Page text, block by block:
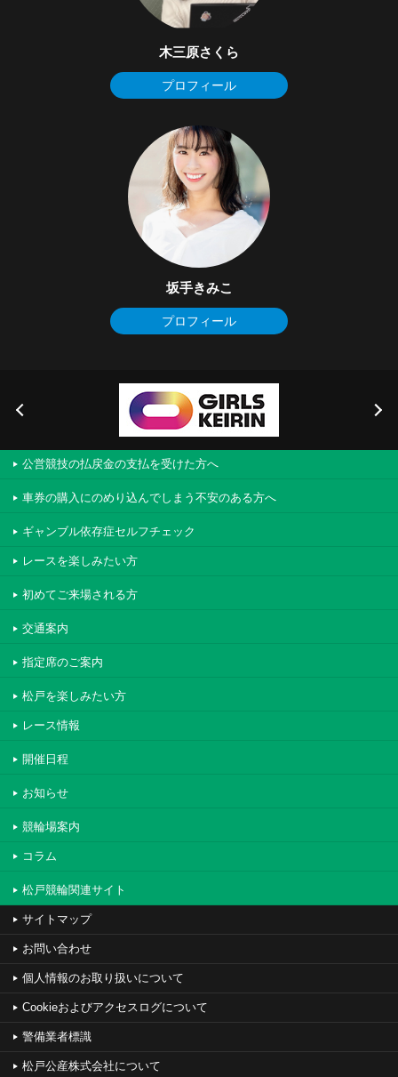
木三原さくら
プロフィール
坂手きみこ
プロフィール
公営競技の払戻金の支払を受けた方へ
車券の購入にのめり込んでしまう不安のある方へ
ギャンブル依存症セルフチェック
レースを楽しみたい方
初めてご来場される方
交通案内
指定席のご案内
松戸を楽しみたい方
レース情報
開催日程
お知らせ
競輪場案内
コラム
松戸競輪関連サイト
サイトマップ
お問い合わせ
個人情報のお取り扱いについて
Cookieおよびアクセスログについて
警備業者標識
松戸公産株式会社について